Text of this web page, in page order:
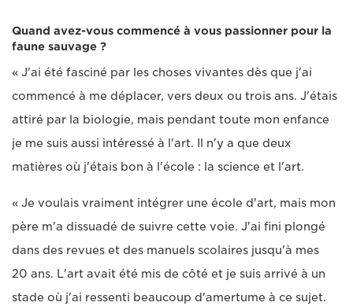
Quand avez-vous commencé à vous passionner pour la
faune sauvage ?
« J'ai été fasciné par les choses vivantes dès que j'ai
commencé à me déplacer, vers deux ou trois ans. J'étais
attiré par la biologie, mais pendant toute mon enfance
je me suis aussi intéressé à l'art. Il n'y a que deux
matières où j'étais bon à l'école : la science et l'art.
« Je voulais vraiment intégrer une école d'art, mais mon
père m'a dissuadé de suivre cette voie. J'ai fini plongé
dans des revues et des manuels scolaires jusqu'à mes
20 ans. L'art avait été mis de côté et je suis arrivé à un
stade où j'ai ressenti beaucoup d'amertume à ce sujet.